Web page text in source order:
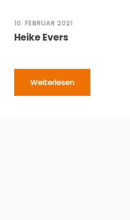
10. FEBRUAR 2021
Heike Evers
Weiterlesen